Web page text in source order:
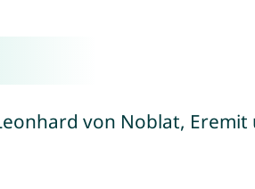
von Noblat, Eremit